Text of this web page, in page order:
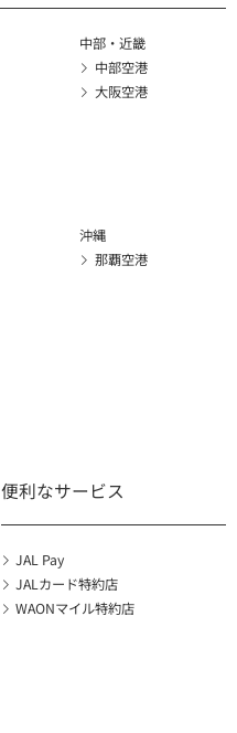
中部・近畿
中部空港
大阪空港
沖縄
那覇空港
便利なサービス
JAL Pay
JALカード特約店
WAONマイル特約店